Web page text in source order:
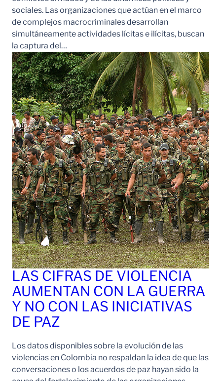
sociales. Las organizaciones que actúan en el marco
de complejos macrocriminales desarrollan
simultáneamente actividades lícitas e ilícitas, buscan
la captura del…
LAS CIFRAS DE VIOLENCIA
AUMENTAN CON LA GUERRA
Y NO CON LAS INICIATIVAS
DE PAZ
Los datos disponibles sobre la evolución de las
violencias en Colombia no respaldan la idea de que las
conversaciones o los acuerdos de paz hayan sido la